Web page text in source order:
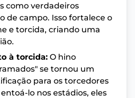
como verdadeiros
de campo. Isso fortalece o
e torcida, criando uma
à torcida: O hino
se tornou um
para os torcedores
lo nos estádios, eles